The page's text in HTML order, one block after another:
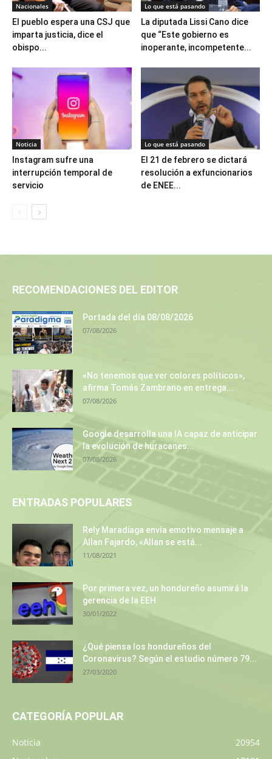
Nacionales
El pueblo espera una CSJ que
imparta justicia, dice el
obispo...
Lo que está pasando
La diputada Lissi Cano dice
que “Este gobierno es
inoperante, incompetente...
Noticia
Instagram sufre una
interrupción temporal de
servicio
Lo que está pasando
El 21 de febrero se dictará
resolución a exfuncionarios
de ENEE...
RECOMENDACIONES DEL EDITOR
Portada del día 08/08/2026
07/08/2026
«No tenemos que ver colores políticos»,
afirma Tomás Zambrano en entrega...
07/08/2026
Google desarrolla una IA capaz de anticipar
la evolución de huracanes...
07/08/2026
ENTRADAS POPULARES
Rely Maradiaga envía emotivo mensaje a
Allan Fajardo, «Allan se está...
11/08/2021
Por primera vez, un hondureño asumirá la
gerencia de la EEH
30/01/2022
¿Qué piensa los hondureños del
Coronavirus? Según el estudio número 79...
27/03/2020
CATEGORÍA POPULAR
Noticia
20954